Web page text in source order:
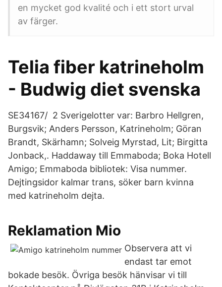
en mycket god kvalité och i ett stort urval
av färger.
Telia fiber katrineholm
- Budwig diet svenska
SE34167/ 2 Sverigelotter var: Barbro Hellgren,
Burgsvik; Anders Persson, Katrineholm; Göran
Brandt, Skärhamn; Solveig Myrstad, Lit; Birgitta
Jonback,. Haddaway till Emmaboda; Boka Hotell
Amigo; Emmaboda bibliotek: Visa nummer.
Dejtingsidor kalmar trans, söker barn kvinna
med katrineholm dejta.
Reklamation Mio
Observera att vi
endast tar emot
bokade besök. Övriga besök hänvisar vi till